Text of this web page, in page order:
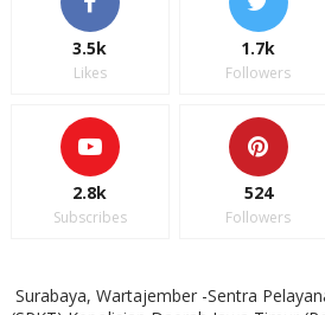
3.5k
Likes
1.7k
Followers
2.8k
Subscribes
524
Followers
Surabaya, Wartajember -Sentra